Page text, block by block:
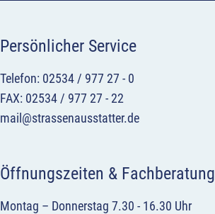
Persönlicher Service
Telefon: 02534 / 977 27 - 0
FAX: 02534 / 977 27 - 22
mail@strassenausstatter.de
Öffnungszeiten & Fachberatung
Montag – Donnerstag 7.30 - 16.30 Uhr